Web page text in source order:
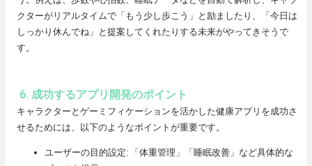
クターがリアルタイムで「もう少し歩こう」と励ましたり、「今日は
しっかり休んでね」と提案してくれたりする未来がやってきそうで
す。
6. 成功するアプリ開発のポイント
キャラクターとゲーミフィケーションを活かした健康アプリを成功さ
せるためには、以下のようなポイントが重要です。
ユーザーの目的設定: 「体重管理」「睡眠改善」など具体的な